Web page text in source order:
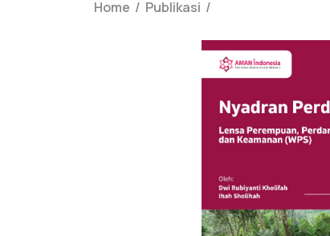
Home / Publikasi /